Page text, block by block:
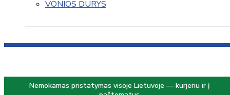
VONIOS DURYS
Nemokamas pristatymas visoje Lietuvoje — kurjeriu ir į